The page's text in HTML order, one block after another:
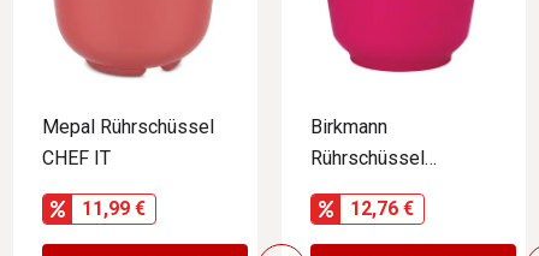
Mepal Rührschüssel
CHEF IT
11,99 €
Birkmann
Rührschüssel
COLOUR BOWLS
12,76 €